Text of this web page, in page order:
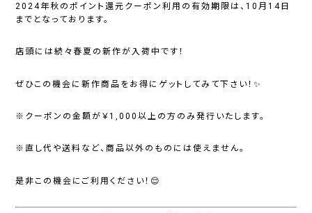
2024年秋のポイント還元クーポン利用の有効期限は、10月14日
までとなっております。
店頭には続々春夏の新作が入荷中です！
ぜひこの機会に新作商品をお得にゲットしてみて下さい！✨
※クーポンの金額が￥1,000以上の方のみ発行いたします。
※直し代や送料など、商品以外のものには使えません。
是非この機会にご利用ください！😌